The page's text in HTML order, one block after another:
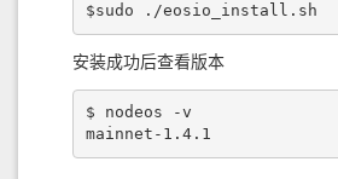
$sudo ./eosio_install.sh
安装成功后查看版本
$ nodeos -v
mainnet-1.4.1